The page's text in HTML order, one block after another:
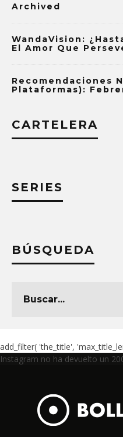
Archived
WandaVision:
El Amor Que
Recomendaciones
Plataformas):
CARTELERA
SERIES
BÚSQUEDA
add_filter( 'the_title',
Instagram no ha devuelto un